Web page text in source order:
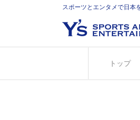
スポーツとエンタメで日本
トップ